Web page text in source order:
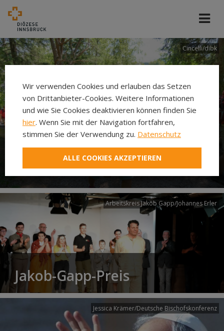
Cincelli/dibk
Neuer Pilgerweg Via
Laudato si’
Arbeitskreis Jakob Gapp/Johannes Erler
Jakob-Gapp-Preis
Jessica Krämer/Deutsche Bischofskonferenz
Wir verwenden Cookies und erlauben das Setzen
von Drittanbieter-Cookies. Weitere Informationen
und wie Sie Cookies deaktivieren können finden Sie
hier. Wenn Sie mit der Navigation fortfahren,
stimmen Sie der Verwendung zu. Datenschutz
ALLE COOKIES AKZEPTIEREN